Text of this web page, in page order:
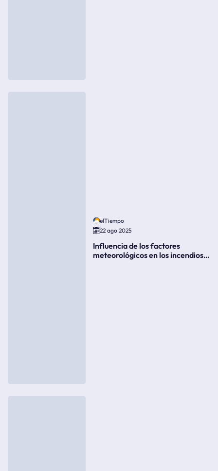
elTiempo
22 ago 2025
Influencia de los factores
meteorológicos en los incendios